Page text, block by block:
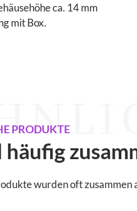
ca. 14 mm
mit Box.
PRODUKTE
wurden oft zusammen